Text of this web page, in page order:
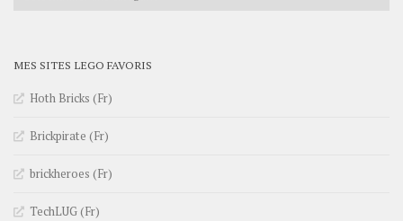
MES SITES LEGO FAVORIS
Hoth Bricks (Fr)
Brickpirate (Fr)
brickheroes (Fr)
TechLUG (Fr)